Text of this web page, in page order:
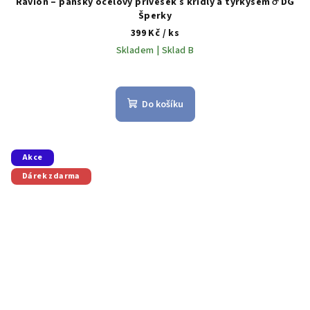
Šperky
399 Kč / ks
Skladem | Sklad B
Do košíku
Akce
Dárek zdarma